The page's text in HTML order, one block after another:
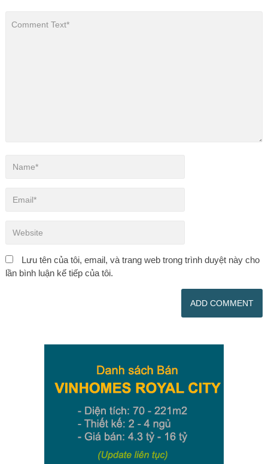
Lưu tên của tôi, email, và trang web trong trình duyệt này cho
lần bình luận kế tiếp của tôi.